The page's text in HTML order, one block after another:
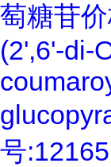
萄糖苷
(2',6'-di-
号